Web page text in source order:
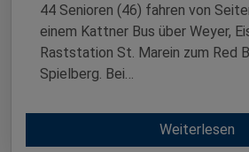
44 Senioren (46) fahren von
einem Kattner Bus über Weyer,
Raststation St. Marein zum Red
Spielberg. Bei…
Weiterlesen